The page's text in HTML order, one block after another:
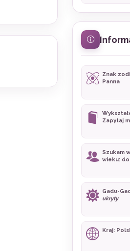
Znak
Panna
Zapytaj
Szukam w
wieku: do
Gadu-
ukryty
Kraj: